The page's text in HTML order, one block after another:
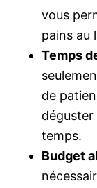
vous
pains au
Temps
de
temps.
Budget